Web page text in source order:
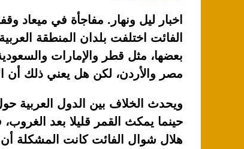
c
e
b
o
o
k
at
s
A
p
p
اخبار ليل ونهار. مفاجأة في ميعاد
الفائت اختلفت بلدان المنطقة
بعضها، مثل قطر والإمارات
مصر والأردن، لكن هل يعني ذلك أن
ويحدث الخلاف بين الدول العربية
حينما يمكث القمر قليلا بعد
هلال شوال الفائت كانت المشكلة أن